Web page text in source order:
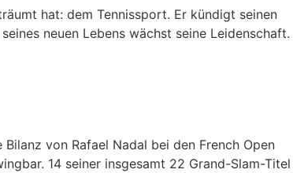
hat: dem Tennissport. Er kündigt seinen
neuen Lebens wächst seine Leidenschaft.
von Rafael Nadal bei den French Open
14 seiner insgesamt 22 Grand-Slam-Titel